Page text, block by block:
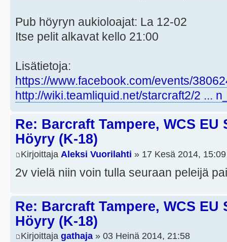
Pub höyryn aukioloajat: La 12-02
Itse pelit alkavat kello 21:00
Lisätietoja:
https://www.facebook.com/events/
http://wiki.teamliquid.net/starcraft2/2 ...
Re: Barcraft Tampere, WCS EU
Höyry (K-18)
Kirjoittaja Aleksi Vuorilahti » 17 Kesä 2014, 15:09
2v vielä niin voin tulla seuraan peleijä
Re: Barcraft Tampere, WCS EU
Höyry (K-18)
Kirjoittaja gathaja » 03 Heinä 2014, 21:58